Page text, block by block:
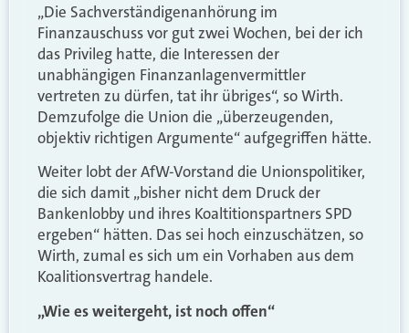
„Die Sachverständigenanhörung im
Finanzauschuss vor gut zwei Wochen, bei der ich
das Privileg hatte, die Interessen der
unabhängigen Finanzanlagenvermittler
vertreten zu dürfen, tat ihr übriges“, so Wirth.
Demzufolge die Union die „überzeugenden,
objektiv richtigen Argumente“ aufgegriffen hätte.
Weiter lobt der AfW-Vorstand die Unionspolitiker,
die sich damit „bisher nicht dem Druck der
Bankenlobby und ihres Koaltitionspartners SPD
ergeben“ hätten. Das sei hoch einzuschätzen, so
Wirth, zumal es sich um ein Vorhaben aus dem
Koalitionsvertrag handele.
„Wie es weitergeht, ist noch offen“